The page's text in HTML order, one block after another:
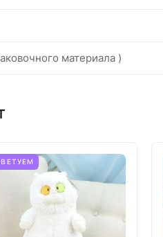
материала )